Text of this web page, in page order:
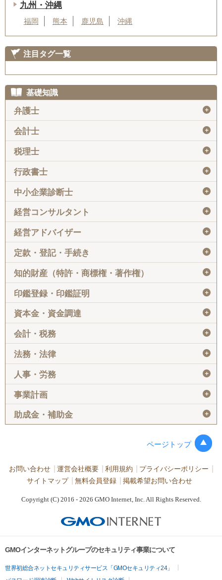
九州・沖縄
福岡 熊本 鹿児島 沖縄
注目タグ一覧
基礎知識
弁護士 ＋
会計士 ＋
税理士 ＋
行政書士 ＋
中小企業診断士 ＋
経営コンサルタント ＋
経営アドバイザー ＋
定款・登記・手続き ＋
知的財産（特許・商標権・著作権） ＋
印鑑登録・印鑑証明 ＋
資本金・資金調達 ＋
会計・税務 ＋
法務・法律 ＋
人事・労務 ＋
事業計画 ＋
助成金・補助金 ＋
ページトップ
お問い合わせ 運営会社概要 利用規約
プライバシーポリシー
サイトマップ
無料会員登録 掲載希望お問い合わせ
Copyright (C) 2016 - 2026 GMO Internet, Inc. All Rights Reserved.
GMOインターネットグループのセキュリティ事業について
世界初総合ネットセキュリティサービス「GMOセキュリティ24」